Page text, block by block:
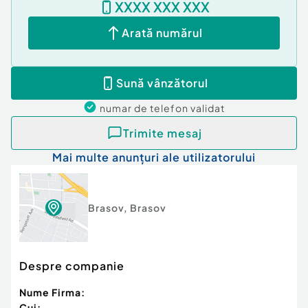
Id intern: P174573
Număr niveluri imobil:2
Nr. locuri parcare:1
Apă
Canalizare
XXXX XXX XXX
Arată numărul
Sună vânzătorul
numar de telefon validat
Trimite mesaj
Mai multe anunțuri ale utilizatorului
Brasov, Brasov
Despre companie
Nume Firma: